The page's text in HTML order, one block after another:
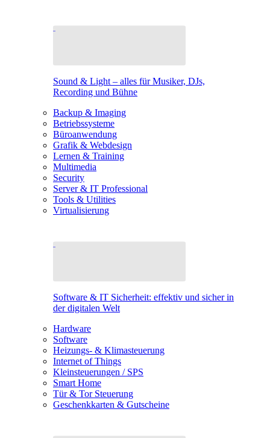
Sound & Light – alles für Musiker, DJs,
Recording und Bühne
Backup & Imaging
Betriebssysteme
Büroanwendung
Grafik & Webdesign
Lernen & Training
Multimedia
Security
Server & IT Professional
Tools & Utilities
Virtualisierung
Software & IT Sicherheit: effektiv und sicher in
der digitalen Welt
Hardware
Software
Heizungs- & Klimasteuerung
Internet of Things
Kleinsteuerungen / SPS
Smart Home
Tür & Tor Steuerung
Geschenkkarten & Gutscheine